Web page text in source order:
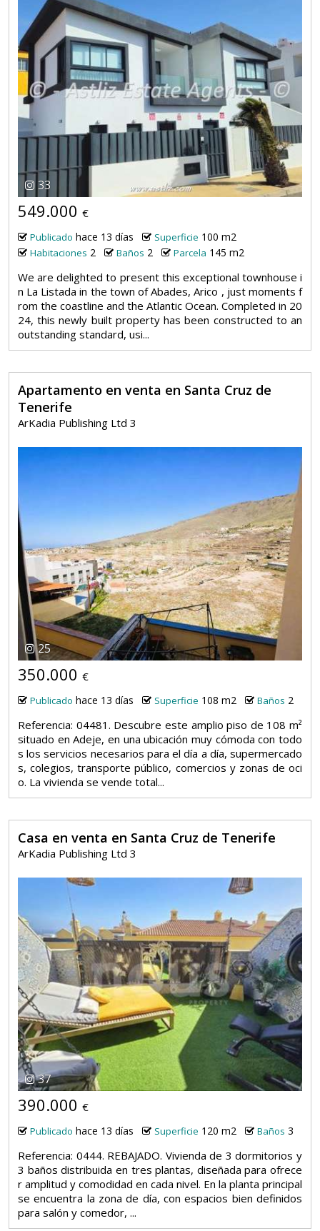
33
549.000 €
Publicado hace 13 días Superficie 100 m2
Habitaciones 2 Baños 2 Parcela 145 m2
We are delighted to present this exceptional townhouse i
n La Listada in the town of Abades, Arico , just moments f
rom the coastline and the Atlantic Ocean. Completed in 20
24, this newly built property has been constructed to an
outstanding standard, usi...
Apartamento en venta en Santa Cruz de
Tenerife
ArKadia Publishing Ltd 3
25
350.000 €
Publicado hace 13 días Superficie 108 m2 Baños 2
Referencia: 04481. Descubre este amplio piso de 108 m²
situado en Adeje, en una ubicación muy cómoda con todo
s los servicios necesarios para el día a día, supermercado
s, colegios, transporte público, comercios y zonas de oci
o. La vivienda se vende total...
Casa en venta en Santa Cruz de Tenerife
ArKadia Publishing Ltd 3
37
390.000 €
Publicado hace 13 días Superficie 120 m2 Baños 3
Referencia: 0444. REBAJADO. Vivienda de 3 dormitorios y
3 baños distribuida en tres plantas, diseñada para ofrece
r amplitud y comodidad en cada nivel. En la planta principal
se encuentra la zona de día, con espacios bien definidos
para salón y comedor, ...